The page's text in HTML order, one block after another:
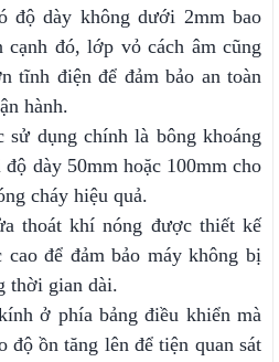
độ dày không dưới 2mm bao
cạnh đó, lớp vỏ cách âm cũng
tĩnh điện để đảm bảo an toàn
hành.
dụng chính là bông khoáng
dày 50mm hoặc 100mm cho
cháy hiệu quả.
thoát khí nóng được thiết kế
để đảm bảo máy không bị
thời gian dài.
ở phía bảng điều khiển mà
ồn tăng lên để tiện quan sát